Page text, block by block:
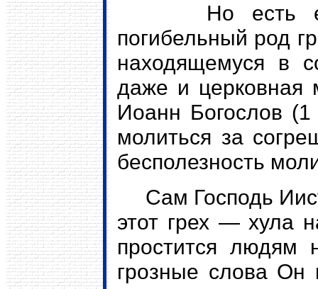
Но есть еще
погибельный род
находящемуся в
даже и церковная
Иоанн Богослов
молиться за
бесполезность
Сам Господь
этот грех — хула
простится
грозные слова Он